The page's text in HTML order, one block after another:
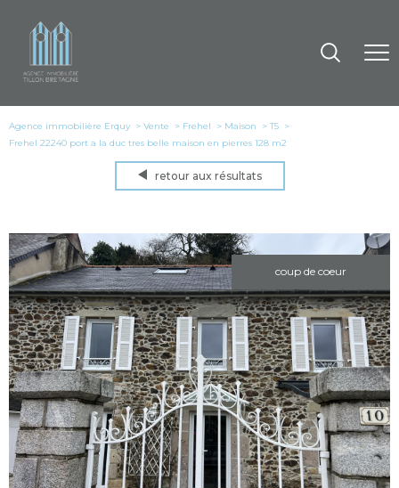
Agence immobilière Erquy Vente Frehel Maison
T5
Frehel 22240 port a la duc tres belle maison en pierres 128 m2
retour aux résultats
coup de coeur